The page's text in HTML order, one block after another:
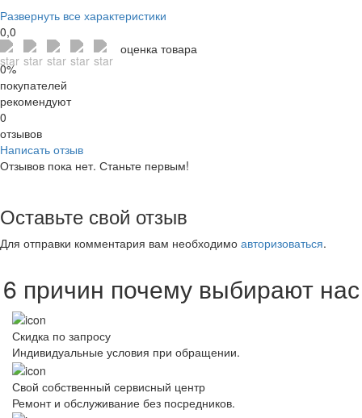
Развернуть все характеристики
0,0
оценка товара
0%
покупателей
рекомендуют
0
отзывов
Написать отзыв
Отзывов пока нет. Станьте первым!
Оставьте свой отзыв
Для отправки комментария вам необходимо авторизоваться.
6 причин почему выбирают нас
Скидка по запросу
Индивидуальные условия при обращении.
Свой собственный сервисный центр
Ремонт и обслуживание без посредников.